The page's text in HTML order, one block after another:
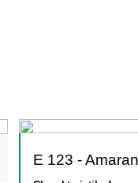
E 123 -